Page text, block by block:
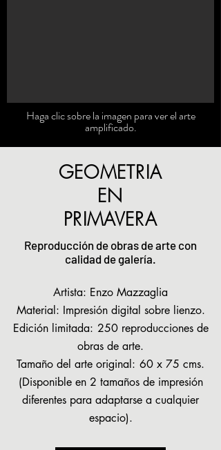
Haga clic sobre la imagen para ver el arte
amplificado.
GEOMETRIA
EN
PRIMAVERA
Reproducción de obras de arte con
calidad de galería.
Artista: Enzo Mazzaglia
Material: Impresión digital sobre lienzo.
Edición limitada: 250 reproducciones de
obras de arte.
Tamaño del arte original: 60 x 75 cms.
(Disponible en 2 tamaños de impresión
diferentes para adaptarse a cualquier
espacio).